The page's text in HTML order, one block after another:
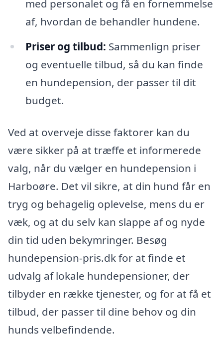
med personalet og få en fornemmelse
af, hvordan de behandler hundene.
Priser og tilbud: Sammenlign priser
og eventuelle tilbud, så du kan finde
en hundepension, der passer til dit
budget.
Ved at overveje disse faktorer kan du
være sikker på at træffe et informerede
valg, når du vælger en hundepension i
Harboøre. Det vil sikre, at din hund får en
tryg og behagelig oplevelse, mens du er
væk, og at du selv kan slappe af og nyde
din tid uden bekymringer. Besøg
hundepension-pris.dk for at finde et
udvalg af lokale hundepensioner, der
tilbyder en række tjenester, og for at få et
tilbud, der passer til dine behov og din
hunds velbefindende.